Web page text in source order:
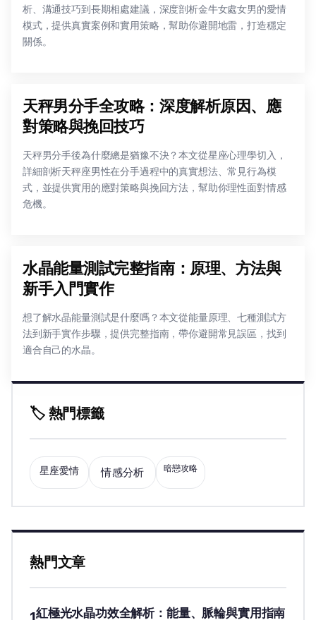
析、溝通技巧到長期相處建議，深度剖析金牛女處女男的愛情
模式，提供真實案例和實用策略，幫助你避開地雷，打造穩定
關係。
天秤男分手全攻略：深度解析原因、應
對策略與挽回技巧
天秤男分手後為什麼總是猶豫不決？本文從星座心理學切入，
詳細剖析天秤座男性在分手過程中的真實想法、常見行為模
式，並提供實用的應對策略與挽回方法，幫助你理性面對情感
危機。
水晶能量測試完整指南：原理、方法與
新手入門實作
想了解水晶能量測試是什麼嗎？本文從能量原理、七種測試方
法到新手實作步驟，提供完整指南，帶你避開常見誤區，找到
適合自己的水晶。
🏷️ 熱門標籤
星座愛情 情感分析 暗戀攻略
熱門文章
紅極光水晶功效全解析：能量、脈輪與實用指南